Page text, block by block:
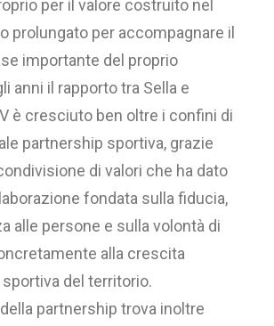
per il valore costruito nel
prolungato per accompagnare il
importante del proprio
anni il rapporto tra Sella e
è cresciuto ben oltre i confini di
partnership sportiva, grazie
di valori che ha dato
fondata sulla fiducia,
alle persone e sulla volontà di
alla crescita
del territorio.
partnership trova inoltre